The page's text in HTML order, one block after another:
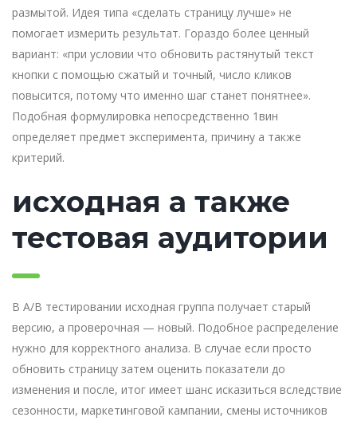
размытой. Идея типа «сделать страницу лучше» не
помогает измерить результат. Гораздо более ценный
вариант: «при условии что обновить растянутый текст
кнопки с помощью сжатый и точный, число кликов
повысится, потому что именно шаг станет понятнее».
Подобная формулировка непосредственно 1вин
определяет предмет эксперимента, причину а также
критерий.
исходная а также
тестовая аудитории
В A/B тестировании исходная группа получает старый
версию, а проверочная — новый. Подобное распределение
нужно для корректного анализа. В случае если просто
обновить страницу затем оценить показатели до
изменения и после, итог имеет шанс исказиться вследствие
сезонности, маркетинговой кампании, смены источников